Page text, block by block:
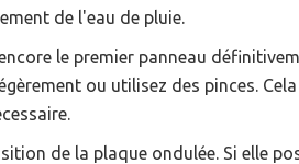
de l'eau de pluie.
le premier panneau
ou utilisez des pinces.
de la plaque ondulée. Si elle